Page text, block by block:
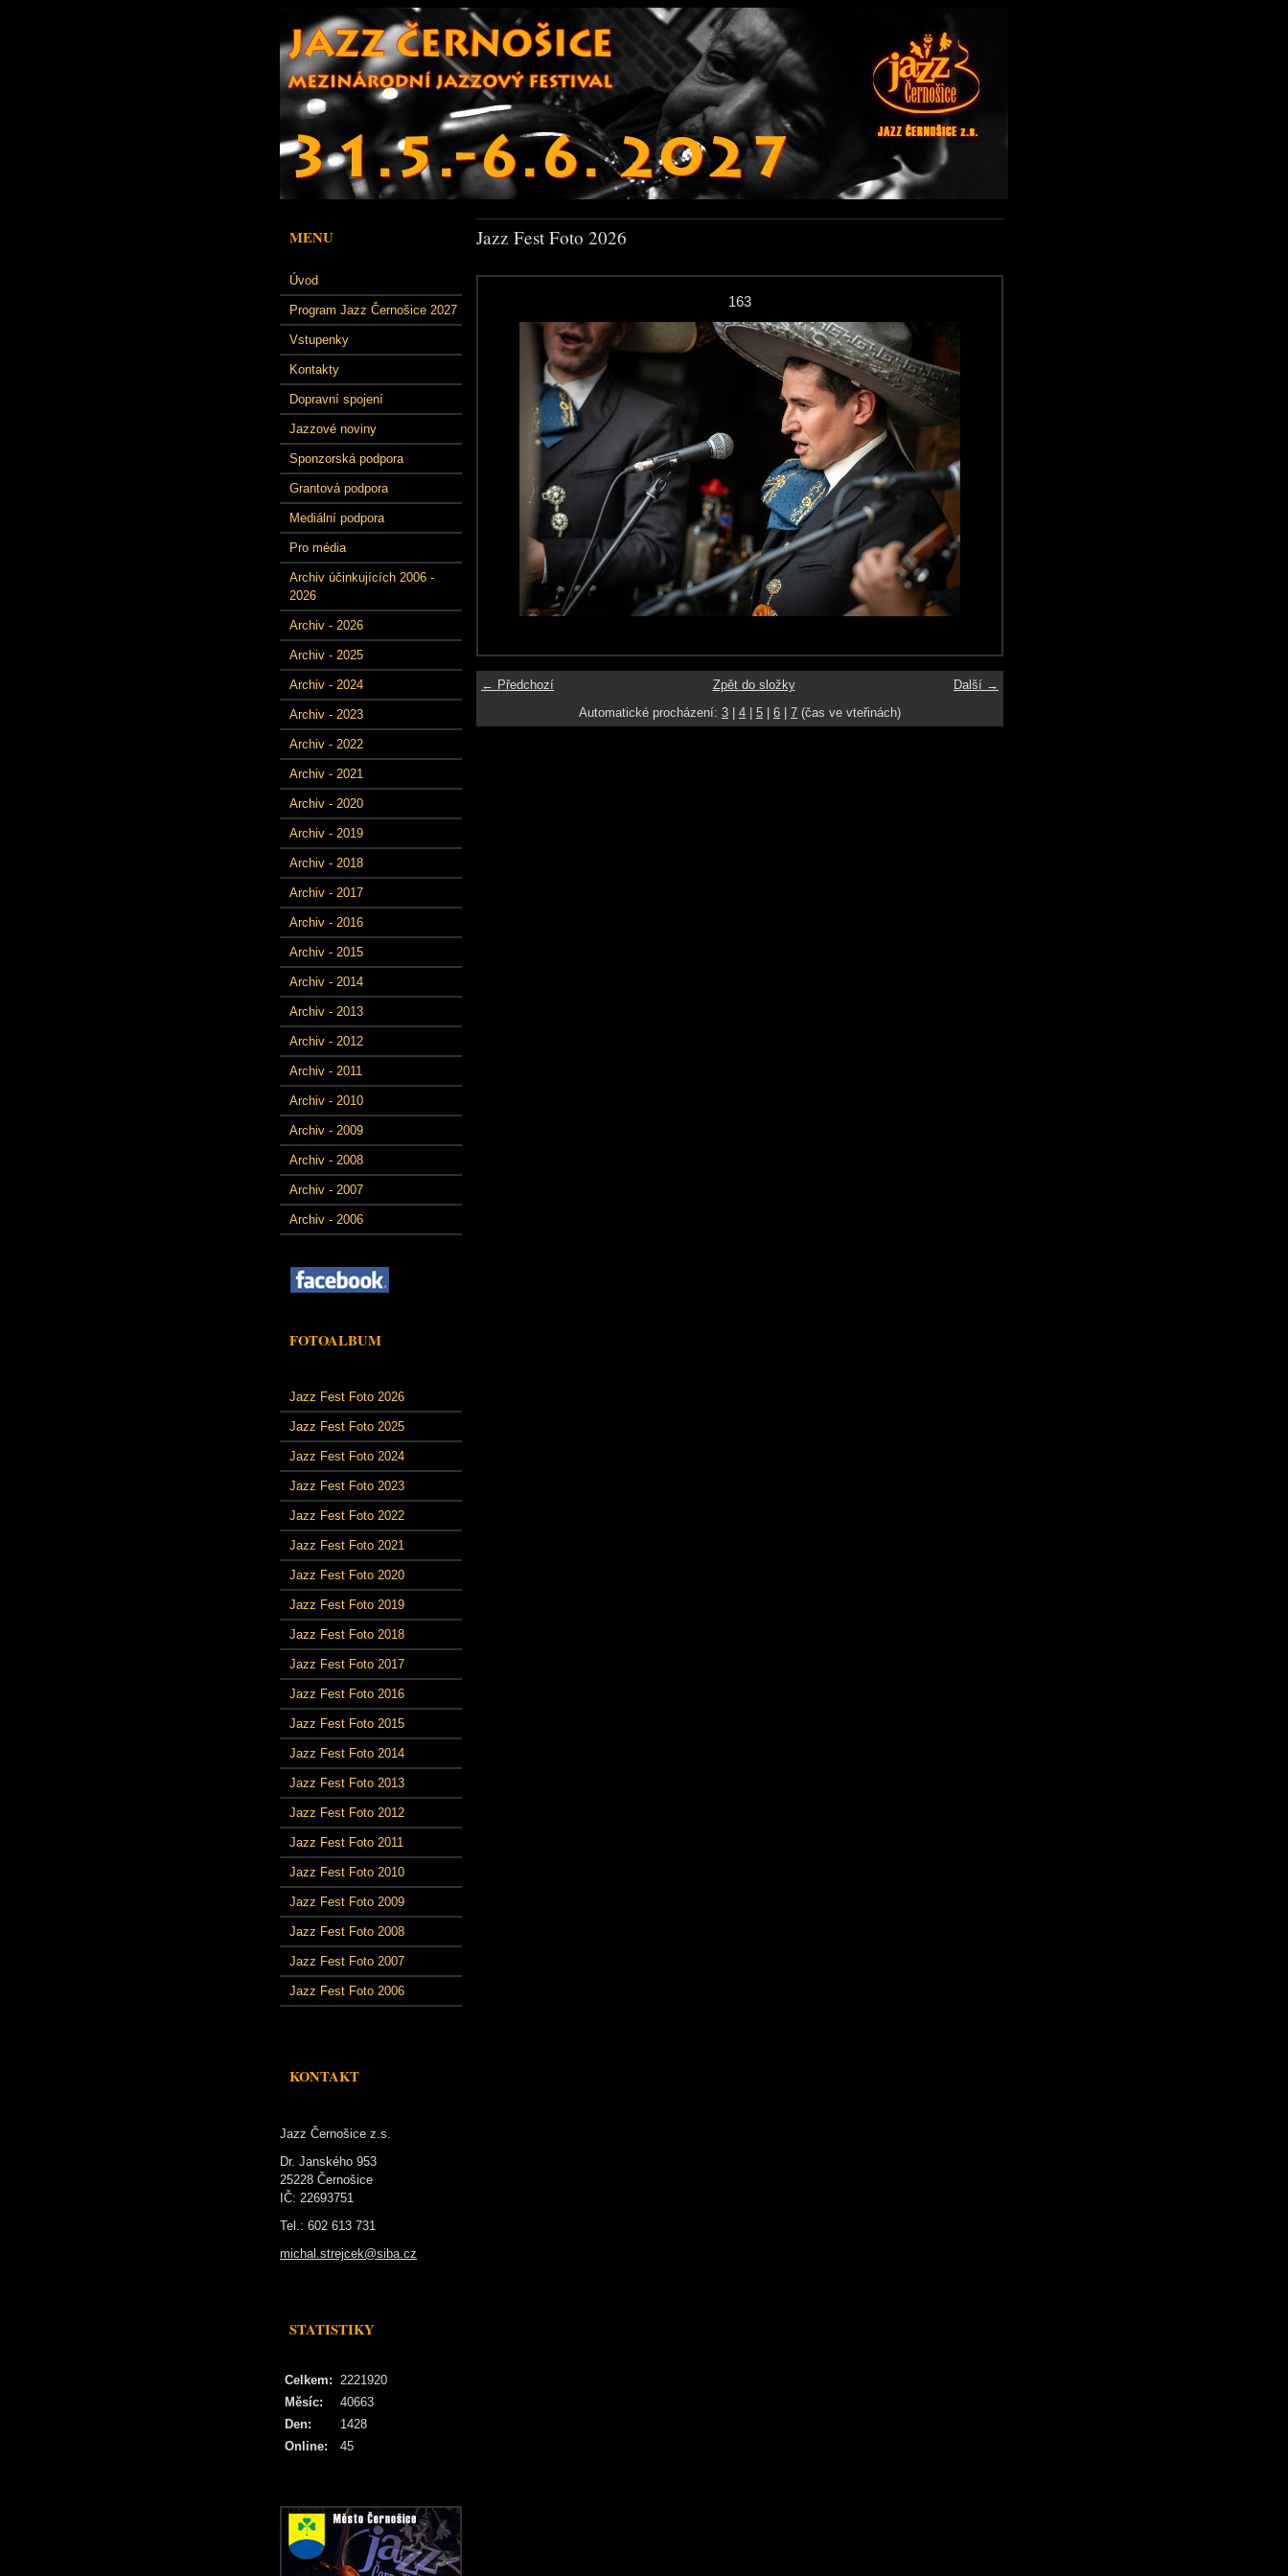
MENU
Úvod
Program Jazz Černošice 2027
Vstupenky
Kontakty
Dopravní spojení
Jazzové noviny
Sponzorská podpora
Grantová podpora
Mediální podpora
Pro média
Archiv účinkujících 2006 -
2026
Archiv - 2026
Archiv - 2025
Archiv - 2024
Archiv - 2023
Archiv - 2022
Archiv - 2021
Archiv - 2020
Archiv - 2019
Archiv - 2018
Archiv - 2017
Archiv - 2016
Archiv - 2015
Archiv - 2014
Archiv - 2013
Archiv - 2012
Archiv - 2011
Archiv - 2010
Archiv - 2009
Archiv - 2008
Archiv - 2007
Archiv - 2006
FOTOALBUM
Jazz Fest Foto 2026
Jazz Fest Foto 2025
Jazz Fest Foto 2024
Jazz Fest Foto 2023
Jazz Fest Foto 2022
Jazz Fest Foto 2021
Jazz Fest Foto 2020
Jazz Fest Foto 2019
Jazz Fest Foto 2018
Jazz Fest Foto 2017
Jazz Fest Foto 2016
Jazz Fest Foto 2015
Jazz Fest Foto 2014
Jazz Fest Foto 2013
Jazz Fest Foto 2012
Jazz Fest Foto 2011
Jazz Fest Foto 2010
Jazz Fest Foto 2009
Jazz Fest Foto 2008
Jazz Fest Foto 2007
Jazz Fest Foto 2006
KONTAKT
Jazz Černošice z.s.
Dr. Janského 953
25228 Černošice
IČ: 22693751
Tel.: 602 613 731
michal.strejcek@siba.cz
STATISTIKY
Online: 45
Celkem: 2221920
Měsíc:
40663
Den:
1428
Jazz Fest Foto 2026
163
← Předchozí Další →
Zpět do složky
Automatické procházení: 3 4 5 6 7 (čas ve vteřinách)